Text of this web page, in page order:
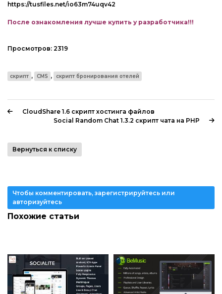
https://tusfiles.net/io63m74uqv42
После ознакомления лучше купить у разработчика!!!
Просмотров: 2319
скрипт , CMS , скрипт бронирования отелей
CloudShare 1.6 скрипт хостинга файлов
Social Random Chat 1.3.2 скрипт чата на PHP
Вернуться к списку
Чтобы комментировать, зарегистрируйтесь или
авторизуйтесь
Похожие статьи